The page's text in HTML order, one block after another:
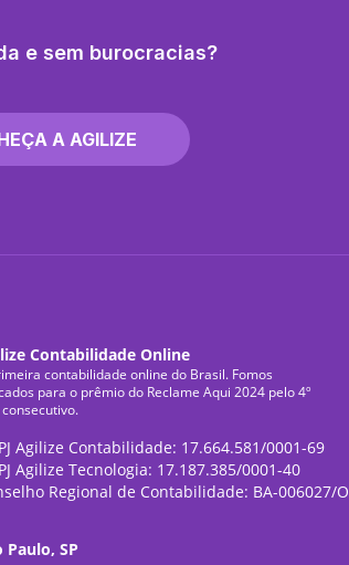
e sem burocracias?
A AGILIZE
Contabilidade Online
contabilidade online do Brasil. Fomos
para o prêmio do Reclame Aqui 2024 pelo 4º
Agilize Contabilidade: 17.664.581/0001-69
Agilize Tecnologia: 17.187.385/0001-40
Regional de Contabilidade: BA-006027/O
Paulo, SP